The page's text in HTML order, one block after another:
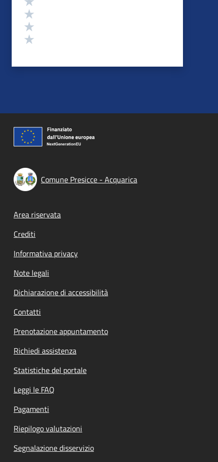
Comune Presicce - Acquarica
Footer menu
Area riservata
Crediti
Informativa privacy
Note legali
Dichiarazione di accessibilità
Contatti
Prenotazione appuntamento
Richiedi assistenza
Statistiche del portale
Leggi le FAQ
Pagamenti
Riepilogo valutazioni
Segnalazione disservizio